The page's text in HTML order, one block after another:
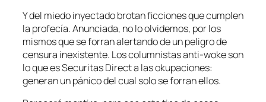
Y del miedo inyectado brotan ficciones que cumplen
la profecía. Anunciada, no lo olvidemos, por los
mismos que se forran alertando de un peligro de
censura inexistente. Los columnistas anti-wokeson
lo que es Securitas Direct a las okupaciones:
generan un pánico del cual solo se forran ellos.